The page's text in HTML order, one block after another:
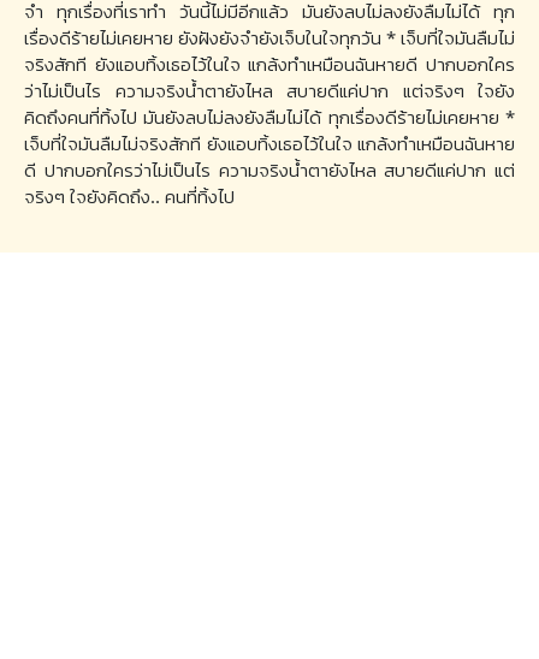
จำ ทุกเรื่องที่เราทำ วันนี้ไม่มีอีกแล้ว มันยังลบไม่ลงยังลืมไม่ได้ ทุก
เรื่องดีร้ายไม่เคยหาย ยังฝังยังจำยังเจ็บในใจทุกวัน * เจ็บที่ใจมันลืมไม่
จริงสักที ยังแอบทิ้งเธอไว้ในใจ แกล้งทำเหมือนฉันหายดี ปากบอกใคร
ว่าไม่เป็นไร ความจริงน้ำตายังไหล สบายดีแค่ปาก แต่จริงๆ ใจยัง
คิดถึงคนที่ทิ้งไป มันยังลบไม่ลงยังลืมไม่ได้ ทุกเรื่องดีร้ายไม่เคยหาย *
เจ็บที่ใจมันลืมไม่จริงสักที ยังแอบทิ้งเธอไว้ในใจ แกล้งทำเหมือนฉันหาย
ดี ปากบอกใครว่าไม่เป็นไร ความจริงน้ำตายังไหล สบายดีแค่ปาก แต่
จริงๆ ใจยังคิดถึง.. คนที่ทิ้งไป